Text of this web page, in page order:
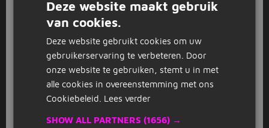
GESPONSORD
Lasser/Fitter Metaalbewerking
Stiek Den Helder (7 km)
GESPONSORD
Machinebouw
Deze website maakt gebruik
van cookies.
Deze website gebruikt cookies om uw
gebruikerservaring te verbeteren. Door
onze website te gebruiken, stemt u in met
alle cookies in overeenstemming met ons
Cookiebeleid. Lees verder
SHOW ALL PARTNERS (1656) →